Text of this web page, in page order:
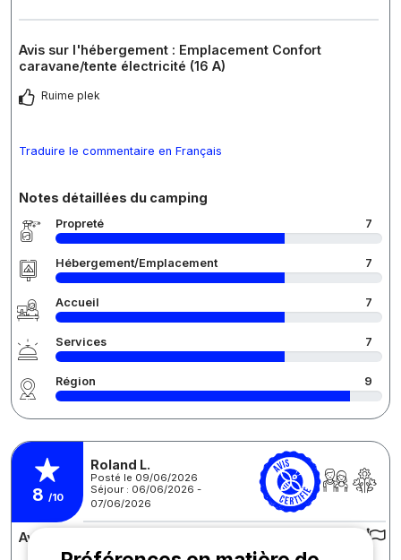
Avis sur l'hébergement : Emplacement Confort
caravane/tente électricité (16 A)
Ruime plek
Traduire le commentaire en Français
Notes détaillées du camping
Propreté 7
Hébergement/Emplacement 7
Accueil 7
Services 7
Région 9
8 /10
Roland L.
Posté le 09/06/2026
Séjour : 06/06/2026 -
07/06/2026
Avis sur le camping :